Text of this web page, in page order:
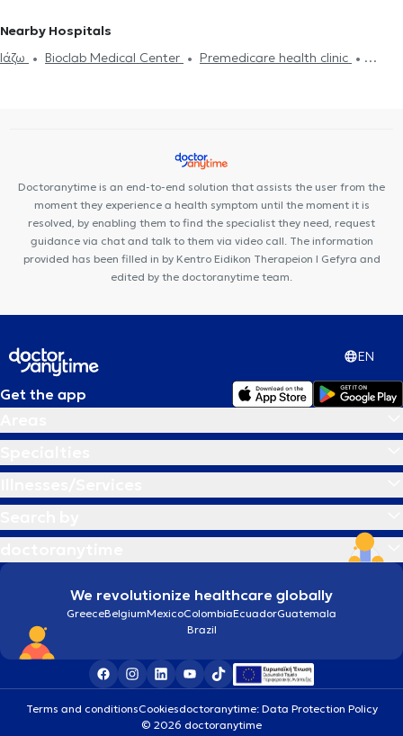
Nearby Hospitals
Ιάζω
Bioclab Medical Center
Premedicare health clinic
Doctoranytime is an end-to-end solution that assists the user from the
moment they experience a health symptom until the moment it is
resolved, by enabling them to find the specialist they need, request
guidance via chat and talk to them via video call. The information
provided has been filled in by Kentro Eidikon Therapeion I Gefyra and
edited by the doctoranytime team.
EN
Get the app
We revolutionize healthcare globally
GreeceBelgiumMexicoColombiaEcuadorGuatemala
Brazil
Terms and conditionsCookiesdoctoranytime: Data Protection Policy
© 2026 doctoranytime